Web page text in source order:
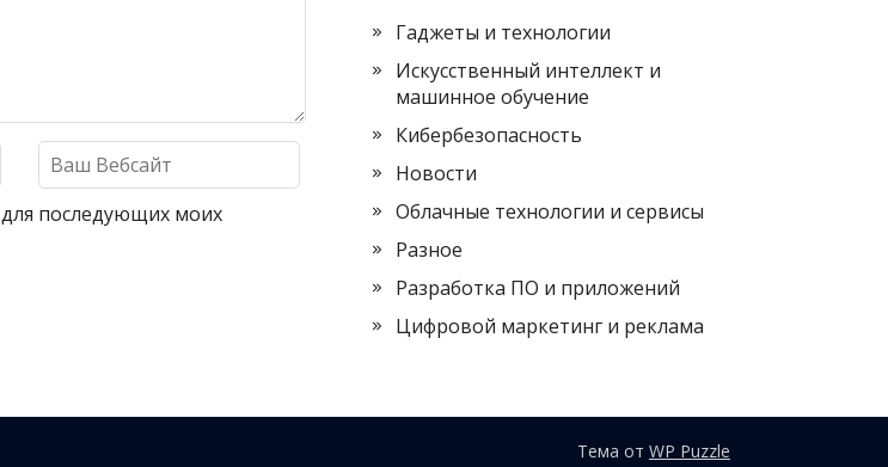
для последующих моих
Гаджеты и технологии
Искусственный интеллект и
машинное обучение
Кибербезопасность
Новости
Облачные технологии и сервисы
Разное
Разработка ПО и приложений
Цифровой маркетинг и реклама
Тема от WP Puzzle